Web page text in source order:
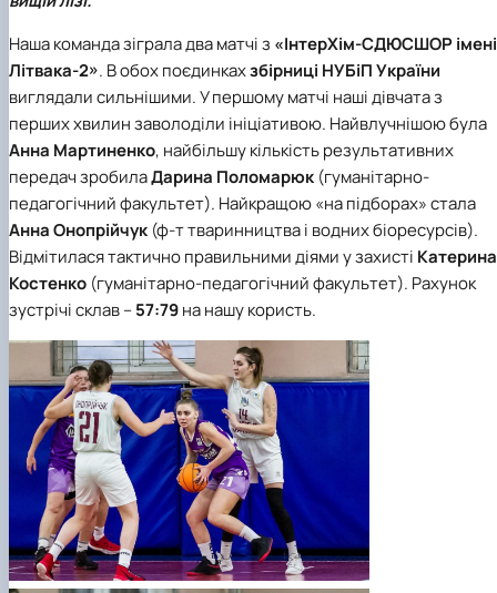
Гостьові лекції
Атестація здобувачів
Результати анкетування
Додаткова (супровідна) інформація
Акредитація
Договори про співпрацю
Наша команда зіграла два матчі з «ІнтерХім-СДЮСШОР імені
Літвака-2». В обох поєдинкахзбірниці НУБіП України
виглядали сильнішими. У першому матчі наші дівчата з
перших хвилин заволоділи ініціативою. Найвлучнішою була
Анна Мартиненко, найбільшу кількість результативних
передач зробилаДарина Поломарюк (гуманітарно-
педагогічний факультет). Найкращою «на підборах» стала
Анна Онопрійчук (ф-т тваринництва і водних біоресурсів).
Відмітилася тактично правильними діями у захисті Катерина
Костенко (гуманітарно-педагогічний факультет). Рахунок
зустрічі склав –57:79на нашу користь.